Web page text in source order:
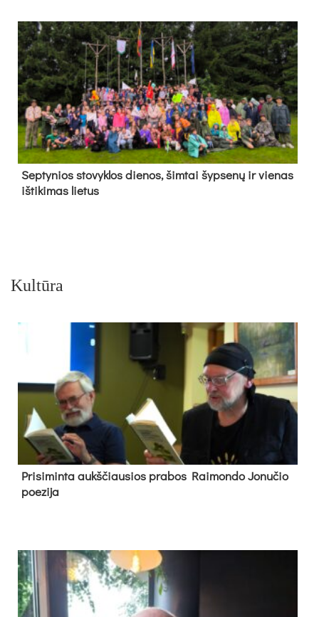
Sep­ty­nios sto­vyk­los die­nos, šim­tai šyp­se­nų ir vie­nas
iš­ti­ki­mas lie­tus
Kultūra
Pri­si­min­ta aukš­čiau­sios pra­bos Rai­mon­do Jo­nu­čio
poe­zi­ja